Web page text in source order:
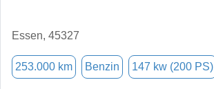
Essen, 45327
253.000 km Benzin 147 kw (200 PS)